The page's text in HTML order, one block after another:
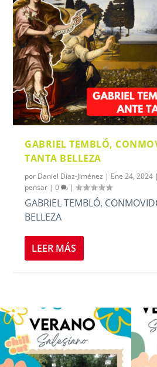
GABRIEL TEMBLÓ,
TANTA BELLEZA
por Daniel Díaz-Jiménez | Ene 24, 2024 |
pensar |0 |
GABRIEL TEMBLÓ,
BELLEZA
LEER MÁS
Los alumnos de 6º de Primaria, 1º y 2º
de la ESO...
145 2
La